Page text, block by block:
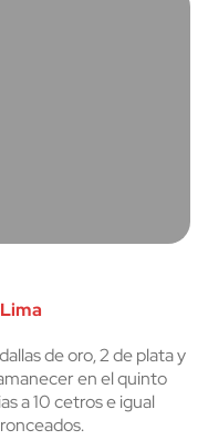
de oro, 2 de plata y
en el quinto
a 10 cetros e igual